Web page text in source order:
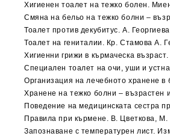
Хигиенен тоалет на тежко болен.
Смяна на бельо на тежко болни –
Тоалет против декубитус. А.
Тоалет на гениталии. Кр. Стамова А.
Хигиенни грижи в кърмаческа
Специален тоалет на очи, уши и
Организация на лечебното хранене
Хранене на тежко болни – възрастен
Поведение на медицинската сестра
Правила при кърмене. В. Цветкова,
Запознаване с температурен лист.